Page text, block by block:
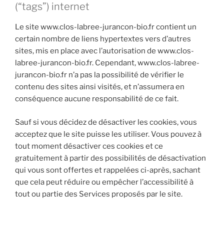
(“tags”) internet
Le site www.clos-labree-jurancon-bio.fr contient un
certain nombre de liens hypertextes vers d’autres
sites, mis en place avec l’autorisation de www.clos-
labree-jurancon-bio.fr. Cependant, www.clos-labree-
jurancon-bio.fr n’a pas la possibilité de vérifier le
contenu des sites ainsi visités, et n’assumera en
conséquence aucune responsabilité de ce fait.
Sauf si vous décidez de désactiver les cookies, vous
acceptez que le site puisse les utiliser. Vous pouvez à
tout moment désactiver ces cookies et ce
gratuitement à partir des possibilités de désactivation
qui vous sont offertes et rappelées ci-après, sachant
que cela peut réduire ou empêcher l’accessibilité à
tout ou partie des Services proposés par le site.